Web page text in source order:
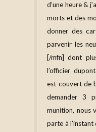
d’une heure &
morts et des
donner des
parvenir les
[/mfn] dont
l’officier
est couvert de
demander 3
munition, nous
parte à l’instant